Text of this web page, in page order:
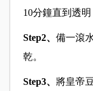
10分鐘直到透
Step2、 備一滾
乾。
Step3、 將皇帝